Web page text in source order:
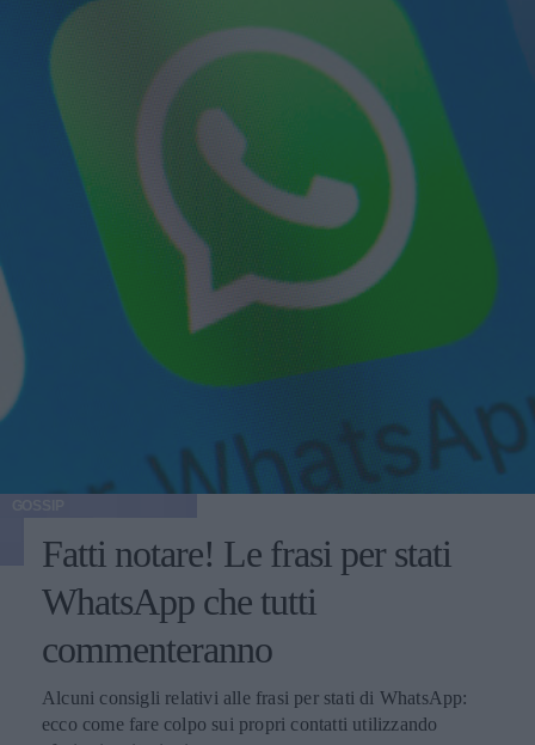
Fatti notare! Le frasi per stati
WhatsApp che tutti
commenteranno
Alcuni consigli relativi alle frasi per stati di WhatsApp:
ecco come fare colpo sui propri contatti utilizzando